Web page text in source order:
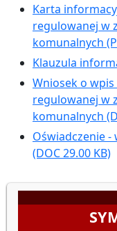
Karta
regulowanej w
komunalnych
Klauzula
Wniosek o
regulowanej w
komunalnych
Oświadczenie -
(DOC 29.00 KB)